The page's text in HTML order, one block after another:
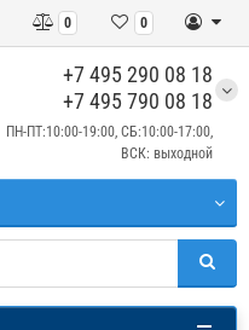
0
0
+7 495 290 08 18
+7 495 790 08 18
ПН-ПТ:10:00-19:00, СБ:10:00-17:00,
ВСК: выходной